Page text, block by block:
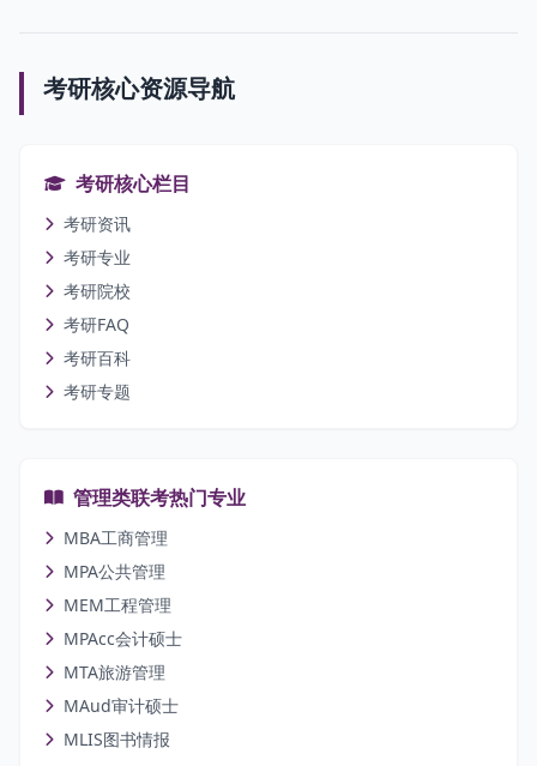
考研核心资源导航
考研核心栏目
考研资讯
考研专业
考研院校
考研FAQ
考研百科
考研专题
管理类联考热门专业
MBA工商管理
MPA公共管理
MEM工程管理
MPAcc会计硕士
MTA旅游管理
MAud审计硕士
MLIS图书情报